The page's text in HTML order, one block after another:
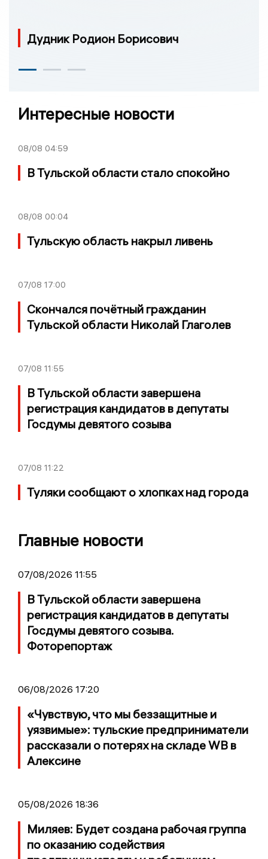
Дудник Родион Борисович
Интересные новости
08/08 04:59
В Тульской области стало спокойно
08/08 00:04
Тульскую область накрыл ливень
07/08 17:00
Скончался почётный гражданин
Тульской области Николай Глаголев
07/08 11:55
В Тульской области завершена
регистрация кандидатов в депутаты
Госдумы девятого созыва
07/08 11:22
Туляки сообщают о хлопках над города
Главные новости
07/08/2026 11:55
В Тульской области завершена
регистрация кандидатов в депутаты
Госдумы девятого созыва.
Фоторепортаж
06/08/2026 17:20
«Чувствую, что мы беззащитные и
уязвимые»: тульские предприниматели
рассказали о потерях на складе WB в
Алексине
05/08/2026 18:36
Миляев: Будет создана рабочая группа
по оказанию содействия